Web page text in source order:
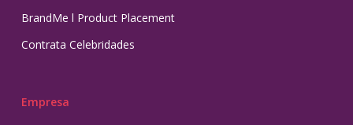
BrandMe l Product Placement
Contrata Celebridades
Empresa